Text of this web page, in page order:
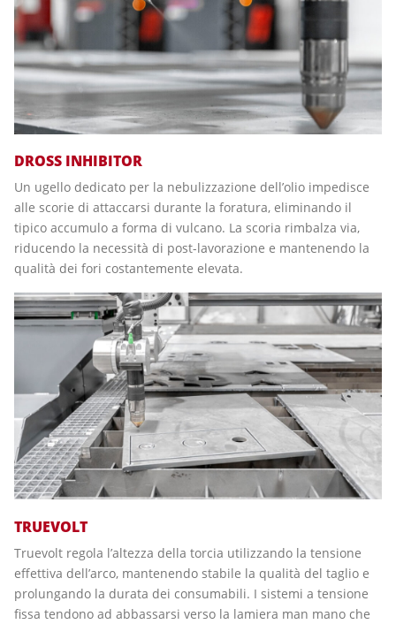
DROSS INHIBITOR
Un ugello dedicato per la nebulizzazione dell’olio impedisce
alle scorie di attaccarsi durante la foratura, eliminando il
tipico accumulo a forma di vulcano. La scoria rimbalza via,
riducendo la necessità di post-lavorazione e mantenendo la
qualità dei fori costantemente elevata.
TRUEVOLT
Truevolt regola l’altezza della torcia utilizzando la tensione
effettiva dell’arco, mantenendo stabile la qualità del taglio e
prolungando la durata dei consumabili. I sistemi a tensione
fissa tendono ad abbassarsi verso la lamiera man mano che